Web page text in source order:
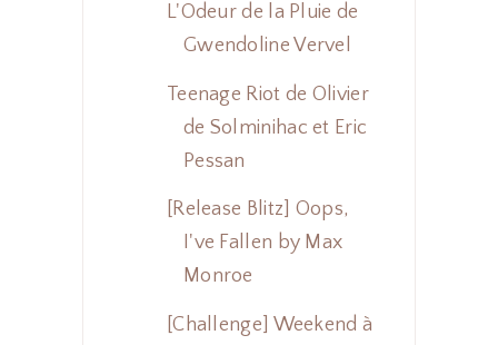
L'Odeur de la Pluie de
Gwendoline Vervel
Teenage Riot de Olivier
de Solminihac et Eric
Pessan
[Release Blitz] Oops,
I've Fallen by Max
Monroe
[Challenge] Weekend à